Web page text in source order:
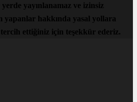
yayınlanamaz ve izinsiz
yapanlar hakkında yasal yollara
ettiğiniz için teşekkür ederiz.